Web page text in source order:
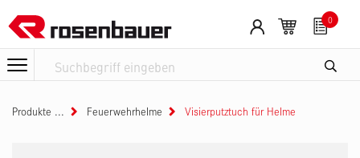
0
Produkte Feuerwehrhelme Visierputztuch für Helme